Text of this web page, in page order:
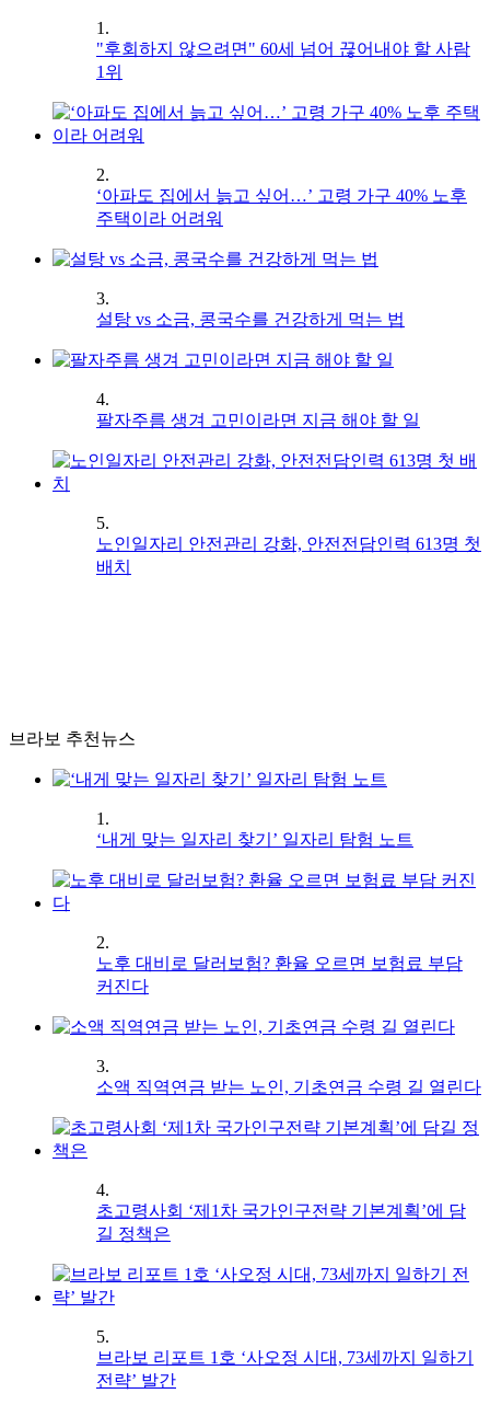
1.
"후회하지 않으려면" 60세 넘어 끊어내야 할 사람
1위
2.
‘아파도 집에서 늙고 싶어…’ 고령 가구 40% 노후
주택이라 어려워
3.
설탕 vs 소금, 콩국수를 건강하게 먹는 법
4.
팔자주름 생겨 고민이라면 지금 해야 할 일
5.
노인일자리 안전관리 강화, 안전전담인력 613명 첫
배치
브라보 추천뉴스
1.
‘내게 맞는 일자리 찾기’ 일자리 탐험 노트
2.
노후 대비로 달러보험? 환율 오르면 보험료 부담
커진다
3.
소액 직역연금 받는 노인, 기초연금 수령 길 열린다
4.
초고령사회 ‘제1차 국가인구전략 기본계획’에 담
길 정책은
5.
브라보 리포트 1호 ‘사오정 시대, 73세까지 일하기
전략’ 발간